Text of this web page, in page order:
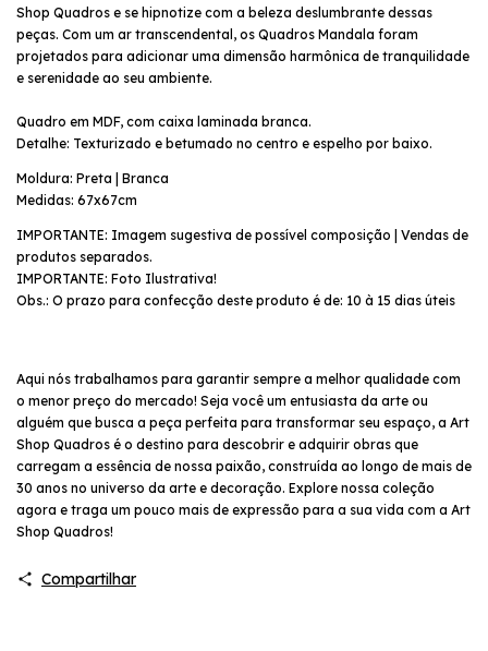
Shop Quadros e se hipnotize com a beleza deslumbrante dessas
peças. Com um ar transcendental, os Quadros Mandala foram
projetados para adicionar uma dimensão harmônica de tranquilidade
e serenidade ao seu ambiente.
Quadro em MDF, com caixa laminada branca.
Detalhe: Texturizado e betumado no centro e espelho por baixo.
Moldura: Preta | Branca
Medidas: 67x67cm
IMPORTANTE: Imagem sugestiva de possível composição | Vendas de
produtos separados.
IMPORTANTE: Foto Ilustrativa!
Obs.: O prazo para confecção deste produto é de: 10 à 15 dias úteis
Aqui nós trabalhamos para garantir sempre a melhor qualidade com
o menor preço do mercado! Seja você um entusiasta da arte ou
alguém que busca a peça perfeita para transformar seu espaço, a Art
Shop Quadros é o destino para descobrir e adquirir obras que
carregam a essência de nossa paixão, construída ao longo de mais de
30 anos no universo da arte e decoração. Explore nossa coleção
agora e traga um pouco mais de expressão para a sua vida com a Art
Shop Quadros!
Compartilhar